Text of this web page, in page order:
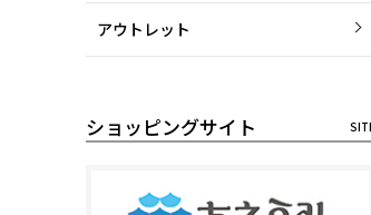
アウトレット
ショッピングサイト